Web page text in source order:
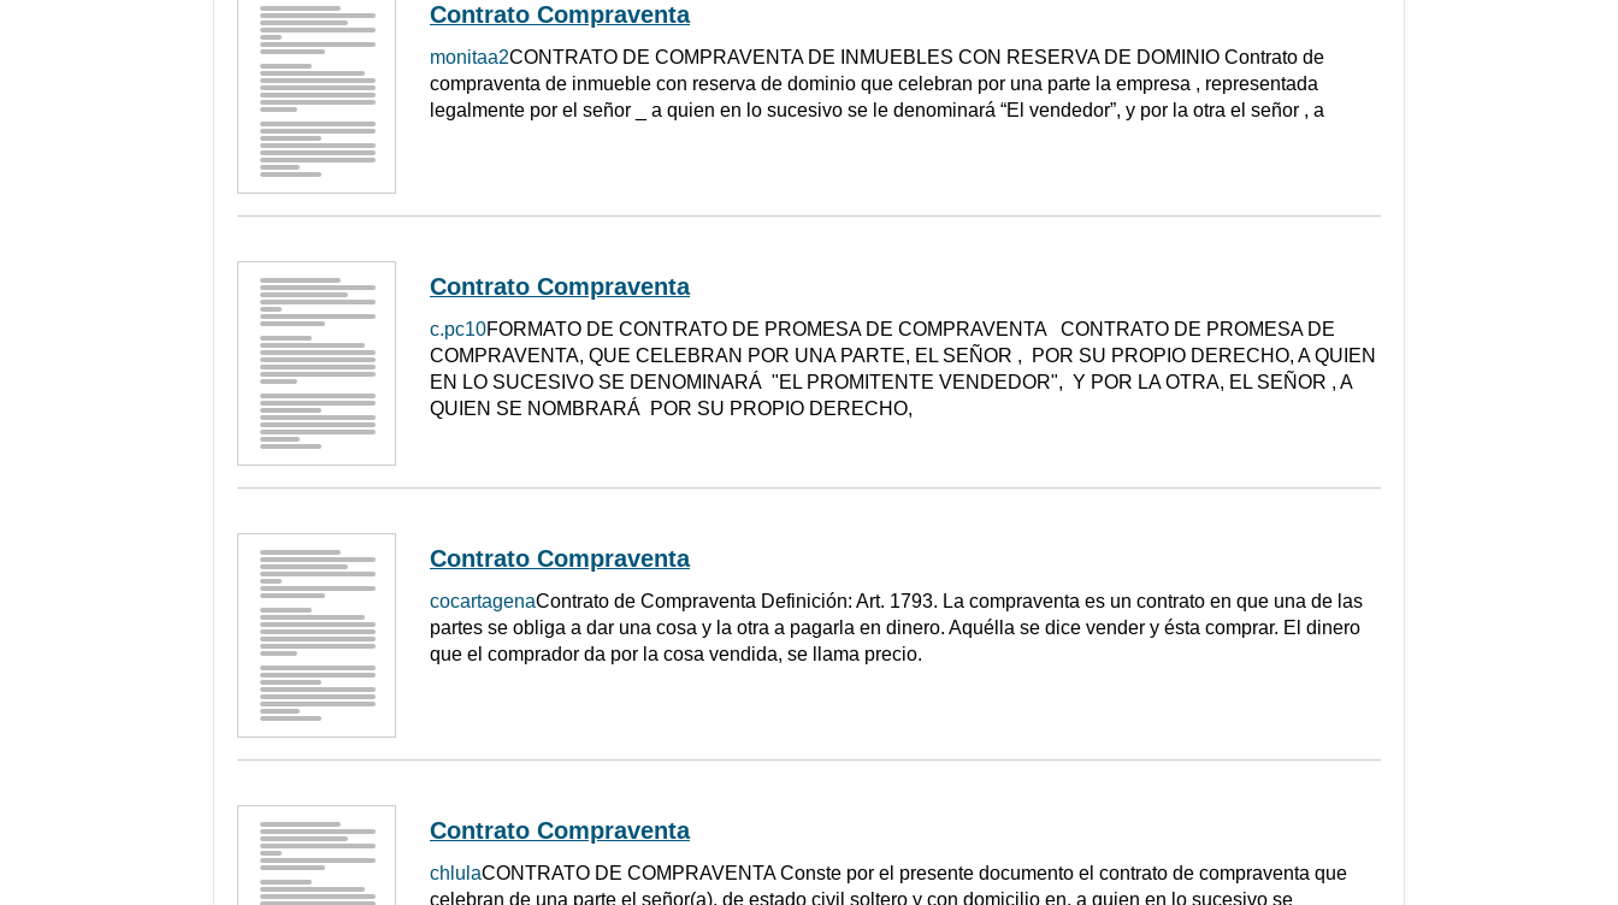
Contrato Compraventa
monitaa2CONTRATO DE COMPRAVENTA DE INMUEBLES CON RESERVA DE DOMINIO Contrato de
compraventa de inmueble con reserva de dominio que celebran por una parte la empresa , representada
legalmente por el señor _ a quien en lo sucesivo se le denominará “El vendedor”, y por la otra el señor , a
Contrato Compraventa
c.pc10FORMATO DE CONTRATO DE PROMESA DE COMPRAVENTA CONTRATO DE PROMESA DE
COMPRAVENTA, QUE CELEBRAN POR UNA PARTE, EL SEÑOR , POR SU PROPIO DERECHO, A QUIEN
EN LO SUCESIVO SE DENOMINARÁ "EL PROMITENTE VENDEDOR", Y POR LA OTRA, EL SEÑOR , A
QUIEN SE NOMBRARÁ POR SU PROPIO DERECHO,
Contrato Compraventa
cocartagenaContrato de Compraventa Definición: Art. 1793. La compraventa es un contrato en que una de las
partes se obliga a dar una cosa y la otra a pagarla en dinero. Aquélla se dice vender y ésta comprar. El dinero
que el comprador da por la cosa vendida, se llama precio.
Contrato Compraventa
chlulaCONTRATO DE COMPRAVENTA Conste por el presente documento el contrato de compraventa que
celebran de una parte el señor(a), de estado civil soltero y con domicilio en, a quien en lo sucesivo se